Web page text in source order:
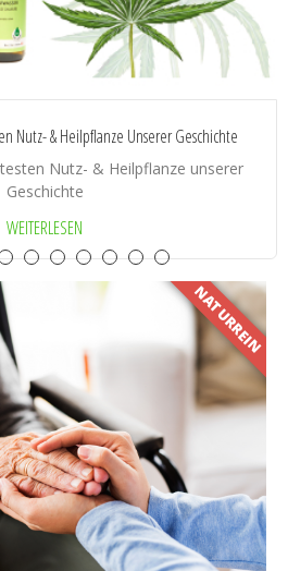
Nutz- & Heilpflanze Unserer Geschichte
Nutz- & Heilpflanze unserer
Geschichte
WEITERLESEN
NATURREIN